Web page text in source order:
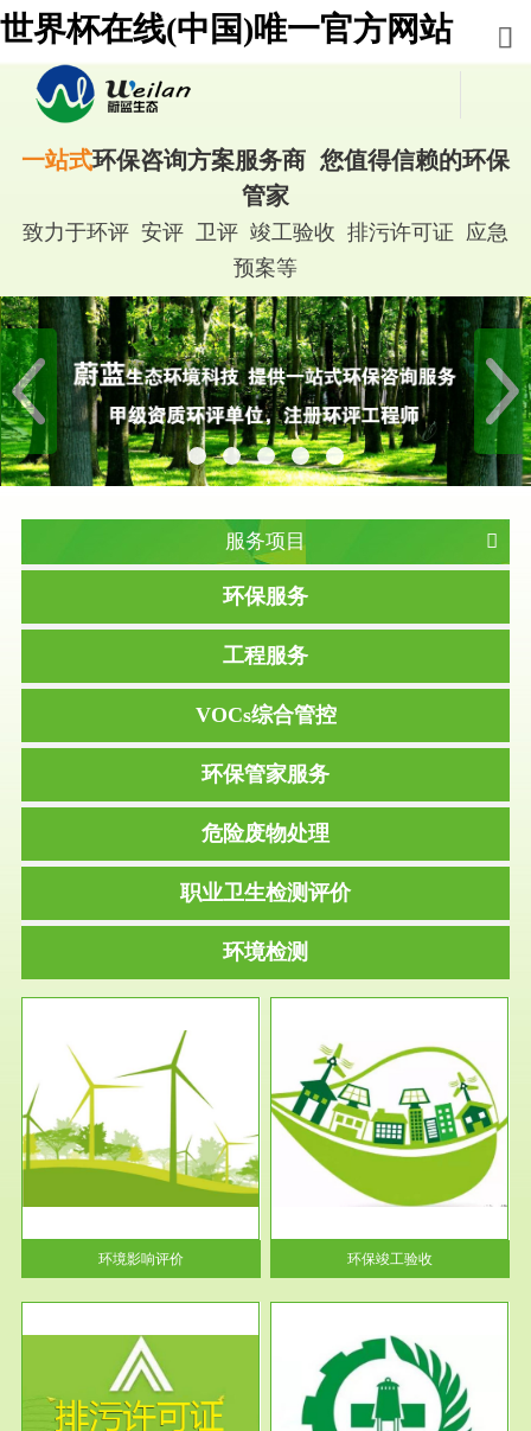
世界杯在线(中国)唯一官方网站
一站式环保咨询方案服务商 您值得信赖的环保
管家
致力于环评 安评 卫评 竣工验收 排污许可证 应急
预案等
服务项目
环保服务
工程服务
VOCs综合管控
环保管家服务
危险废物处理
职业卫生检测评价
环境检测
环境影响评价
服务范围
环保竣工验收
根据《建设项目环境保护管理条
例》第十七条 编制环境影响报
告书、...
环保竣工验收
服务范围